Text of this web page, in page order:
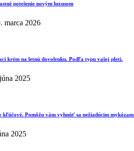
potešenie novým luxusom
marca 2026
krém na letnú dovolenku. Podľa typu vašej pleti.
2025
kľúčové. Pomôžu vám vyhnúť sa nežiadúcim
2025